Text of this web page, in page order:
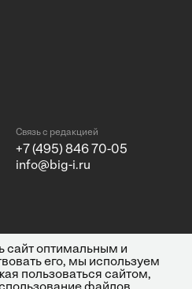
Связь с редакцией
+7 (495) 846 70-05
info@big-i.ru
© 2026 ООО "Бизнес Инсайт
Медиа"
ИНН 7720850533 и ОГРН
сайт оптимальным и
его, мы используем
пользоваться сайтом,